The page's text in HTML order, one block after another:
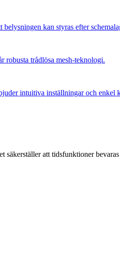
kan styras efter
robusta trådlösa mesh-teknologi.
intuitiva inställningar och enkel
att tidsfunktioner